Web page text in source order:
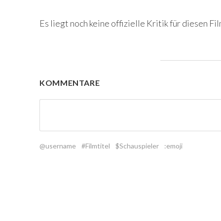
Es liegt noch keine offizielle Kritik für diesen
KOMMENTARE
@username #Filmtitel $Schauspieler :emoji